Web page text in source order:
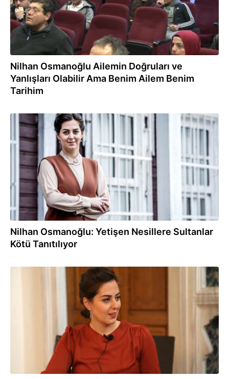
Nilhan Osmanoğlu Ailemin Doğruları ve
Yanlışları Olabilir Ama Benim Ailem Benim
Tarihim
16.02.2017
Nilhan Osmanoğlu: Yetişen Nesillere Sultanlar
Kötü Tanıtılıyor